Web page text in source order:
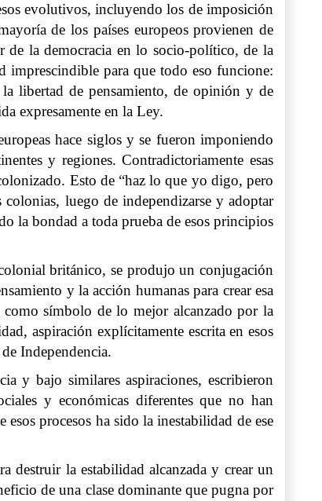
evolutivos, incluyendo los de imposición
de los países europeos provienen de
de la democracia en lo socio-político, de la
imprescindible para que todo eso funcione:
libertad de pensamiento, de opinión y de
expresamente en la Ley.
hace siglos y se fueron imponiendo
y regiones. Contradictoriamente esas
Esto de “haz lo que yo digo, pero
luego de independizarse y adoptar
la bondad a toda prueba de esos principios
británico, se produjo un conjugación
y la acción humanas para crear esa
como símbolo de lo mejor alcanzado por la
aspiración explícitamente escrita en esos
Independencia.
y bajo similares aspiraciones, escribieron
y económicas diferentes que no han
procesos ha sido la inestabilidad de ese
destruir la estabilidad alcanzada y crear un
de una clase dominante que pugna por